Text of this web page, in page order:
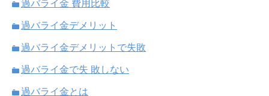
過バライ金 費用比較
過バライ金デメリット
過バライ金デメリットで失敗
過バライ金で失 敗しない
過バライ金とは